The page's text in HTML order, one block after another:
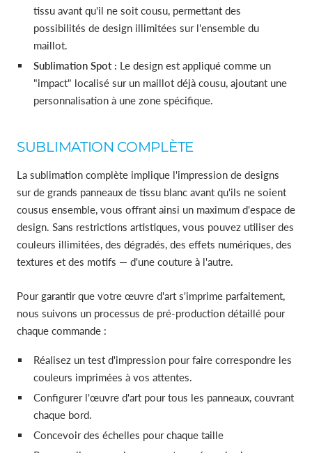
tissu avant qu'il ne soit cousu, permettant des
possibilités de design illimitées sur l'ensemble du
maillot.
Sublimation Spot : Le design est appliqué comme un
"impact" localisé sur un maillot déjà cousu, ajoutant une
personnalisation à une zone spécifique.
SUBLIMATION COMPLÈTE
La sublimation complète implique l'impression de designs
sur de grands panneaux de tissu blanc avant qu'ils ne soient
cousus ensemble, vous offrant ainsi un maximum d'espace de
design. Sans restrictions artistiques, vous pouvez utiliser des
couleurs illimitées, des dégradés, des effets numériques, des
textures et des motifs — d'une couture à l'autre.
Pour garantir que votre œuvre d'art s'imprime parfaitement,
nous suivons un processus de pré-production détaillé pour
chaque commande :
Réalisez un test d'impression pour faire correspondre les
couleurs imprimées à vos attentes.
Configurer l'œuvre d'art pour tous les panneaux, couvrant
chaque bord.
Concevoir des échelles pour chaque taille